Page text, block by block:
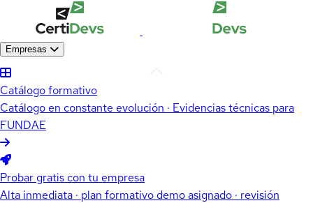
Empresas
Catálogo formativo
Catálogo en constante evolución · Evidencias técnicas para
FUNDAE
Probar gratis con tu empresa
Alta inmediata · plan formativo demo asignado · revisión